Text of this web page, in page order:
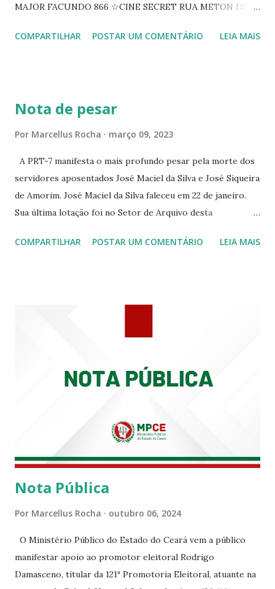
MAJOR FACUNDO 866 ☆CINE SECRET RUA METON DE
PEIXOTO 1307 ☆CINE IRIS RUA FLORIANO PEIXOTO 1206
☆CINE VIP CLUBE RUA 24 DE MAIO 825 ☆CINE ECLIPSE
COMPARTILHAR POSTAR UM COMENTÁRIO LEIA MAIS
Nota de pesar
Por Marcellus Rocha março 09, 2023
A PRT-7 manifesta o mais profundo pesar pela morte dos
servidores aposentados José Maciel da Silva e José Siqueira
de Amorim. José Maciel da Silva faleceu em 22 de janeiro.
Sua última lotação foi no Setor de Arquivo desta
Siqueira Amorim faleceu em 28 de fevereiro e encerrou a
COMPARTILHAR POSTAR UM COMENTÁRIO LEIA MAIS
Nota Pública
Por Marcellus Rocha outubro 06, 2024
O Ministério Público do Estado do Ceará vem a público
manifestar apoio ao promotor eleitoral Rodrigo
Damasceno, titular da 121ª Promotoria Eleitoral, atuante na